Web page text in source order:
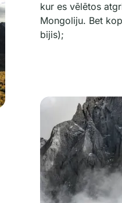
kur es vēlētos
Mongoliju. Bet
bijis);